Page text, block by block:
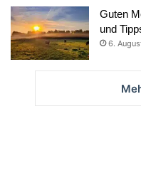
Guten
und
6.